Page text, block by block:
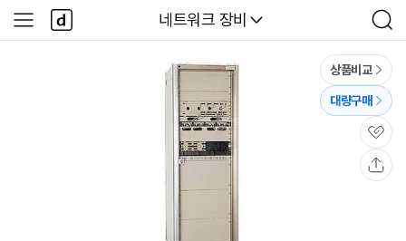
다나와
네트워크 장비
검
색
사
이
다
나
와
상품비교
대량구매
관
심